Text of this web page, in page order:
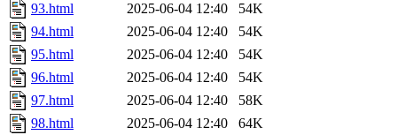
93.html
2025-06-04 12:40
54K
94.html
2025-06-04 12:40
54K
95.html
2025-06-04 12:40
54K
96.html
2025-06-04 12:40
54K
97.html
2025-06-04 12:40
58K
98.html
2025-06-04 12:40
64K